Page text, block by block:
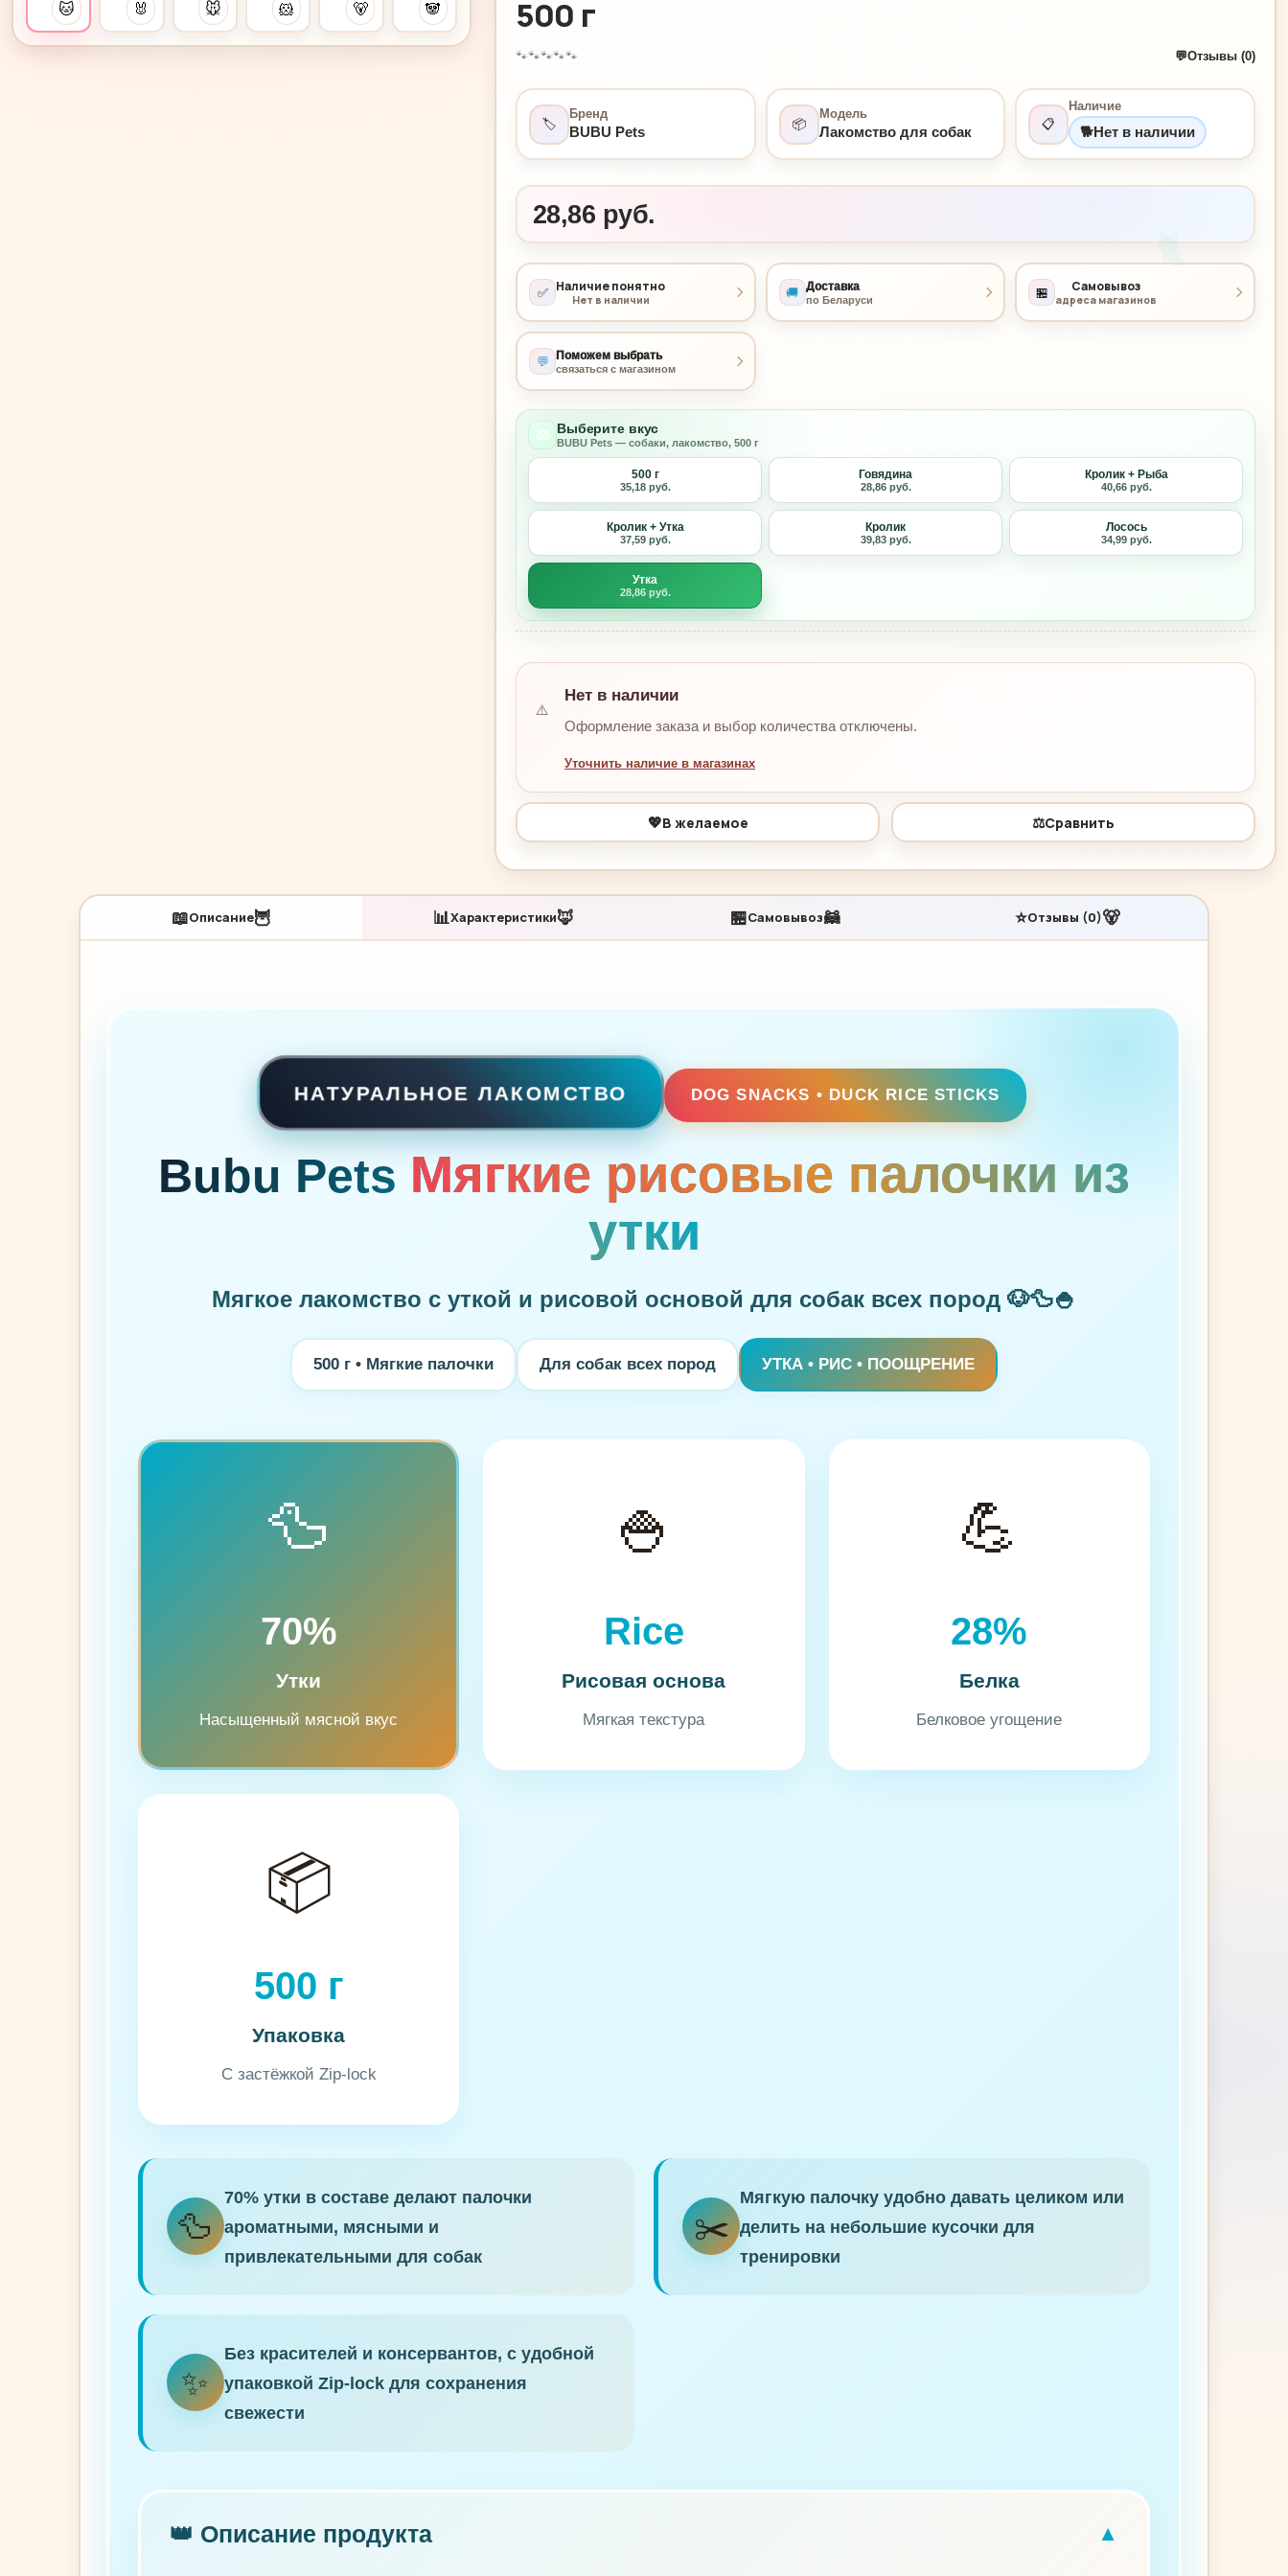
🐈
🐇
🐱 🐰 🐭 🐹 🐻 🐼 500 г
🐾🐾🐾🐾🐾 💬Отзывы (0)
🏷️
Бренд
BUBU Pets
📦
Модель
Лакомство для собак
📋
Наличие
🐕Нет в наличии
28,86 руб.
✅ Наличие понятно
Нет в наличии 🚚 Доставка
по Беларуси 🏪 Самовывоз
адреса магазинов
💬 Поможем выбрать
связаться с магазином
⚖️ Выберите вкус
BUBU Pets — собаки, лакомство, 500 г
500 г
35,18 руб.
Говядина
28,86 руб.
Кролик + Рыба
40,66 руб.
Кролик + Утка
37,59 руб.
Кролик
39,83 руб.
Лосось
34,99 руб.
Утка
28,86 руб.
💖В желаемое ⚖️Сравнить
⚠️
Нет в наличии
Оформление заказа и выбор количества отключены.
Уточнить наличие в магазинах
📖Описание🦉 📊Характеристики🦊 🏪Самовывоз🦝 ⭐Отзывы (0)🐻
НАТУРАЛЬНОЕ ЛАКОМСТВО DOG SNACKS • DUCK RICE STICKS
Bubu Pets Мягкие рисовые палочки из
утки
Мягкое лакомство с уткой и рисовой основой для собак всех пород 🐶🦆🍚
500 г • Мягкие палочки Для собак всех пород УТКА • РИС • ПООЩРЕНИЕ
🦆
70%
Утки
Насыщенный мясной вкус
🍚
Rice
Рисовая основа
Мягкая текстура
💪
28%
Белка
Белковое угощение
📦
500 г
Упаковка
С застёжкой Zip-lock
🦆
70% утки в составе делают палочки
ароматными, мясными и
привлекательными для собак
✂️
Мягкую палочку удобно давать целиком или
делить на небольшие кусочки для
тренировки
✨
Без красителей и консервантов, с удобной
упаковкой Zip-lock для сохранения
свежести
👑 Описание продукта ▼